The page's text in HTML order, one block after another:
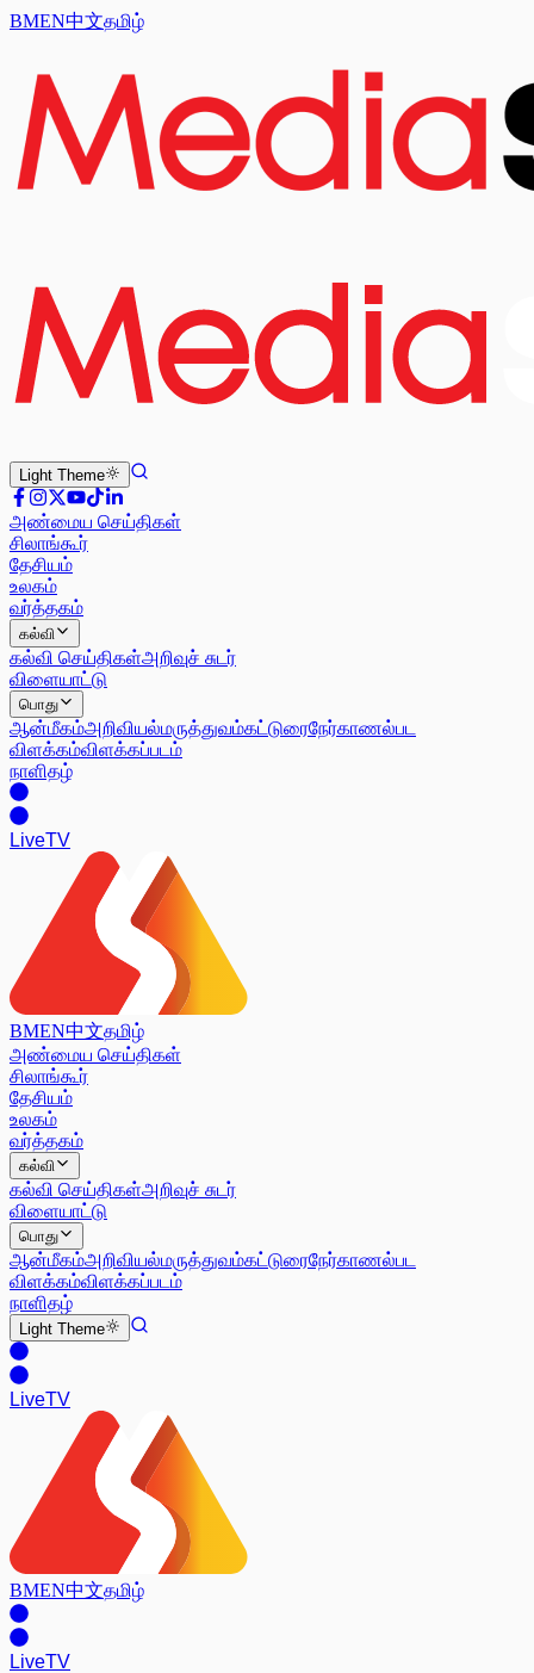
BMEN中文தமிழ்
Light Theme
அண்மைய செய்திகள்
சிலாங்கூர்
தேசியம்
உலகம்
வர்த்தகம்
கல்வி
கல்வி செய்திகள்அறிவுச் சுடர்
விளையாட்டு
பொது
ஆன்மீகம்அறிவியல்மருத்துவம்கட்டுரைநேர்காணல்பட
விளக்கம்விளக்கப்படம்
நாளிதழ்
LiveTV
BMEN中文தமிழ்
அண்மைய செய்திகள்
சிலாங்கூர்
தேசியம்
உலகம்
வர்த்தகம்
கல்வி
கல்வி செய்திகள்அறிவுச் சுடர்
விளையாட்டு
பொது
ஆன்மீகம்அறிவியல்மருத்துவம்கட்டுரைநேர்காணல்பட
விளக்கம்விளக்கப்படம்
நாளிதழ்
Light Theme
LiveTV
BMEN中文தமிழ்
LiveTV